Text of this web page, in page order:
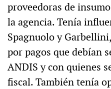
proveedoras de
la agencia. Tenía
Spagnuolo y
por pagos que debían
ANDIS y con quienes
fiscal. También tenía